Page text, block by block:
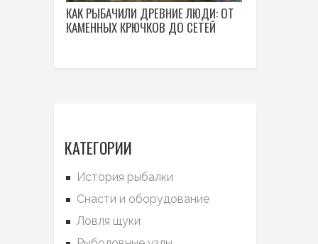
КАК РЫБАЧИЛИ ДРЕВНИЕ ЛЮДИ: ОТ
КАМЕННЫХ КРЮЧКОВ ДО СЕТЕЙ
КАТЕГОРИИ
История рыбалки
Снасти и оборудование
Ловля щуки